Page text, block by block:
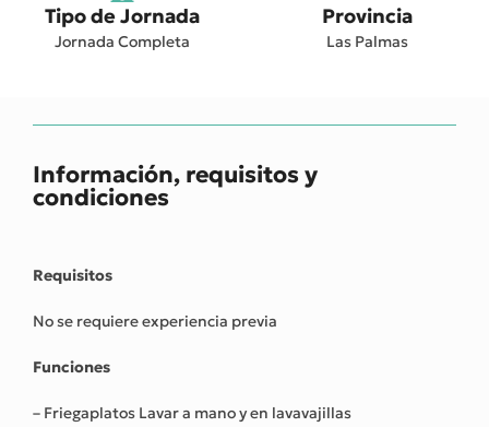
Tipo de Jornada
Jornada Completa
Provincia
Las Palmas
Información, requisitos y
condiciones
Requisitos
No se requiere experiencia previa
Funciones
– Friegaplatos Lavar a mano y en lavavajillas